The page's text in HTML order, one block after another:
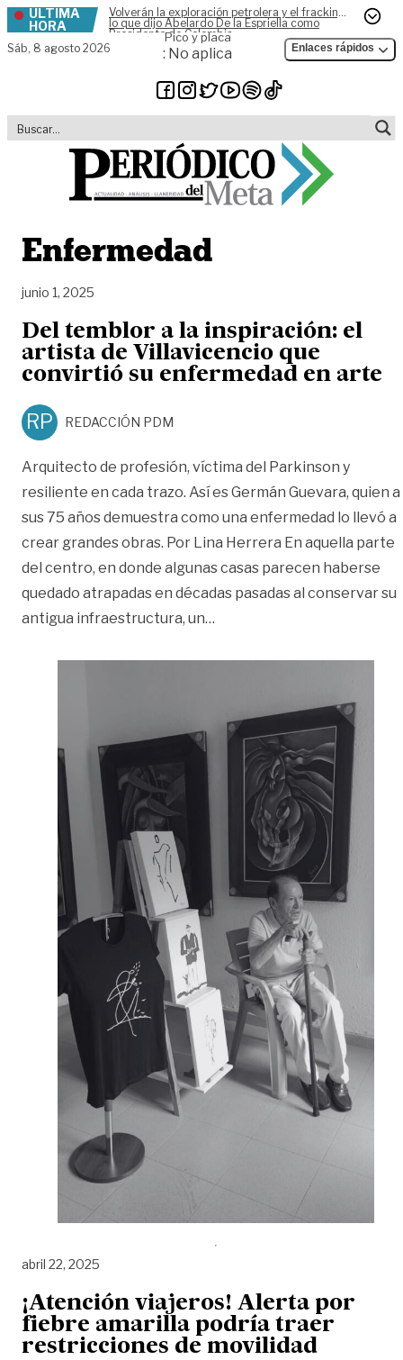
Skip to content
ÚLTIMA
HORA
Volverán la exploración petrolera y el fracking,
lo que dijo Abelardo De la Espriella como
Presidente de Colombia
Sáb, 8 agosto 2026
Pico y placa
: No aplica Enlaces rápidos
Enfermedad
junio 1, 2025
Del temblor a la inspiración: el
artista de Villavicencio que
convirtió su enfermedad en arte
RP REDACCIÓN PDM
Arquitecto de profesión, víctima del Parkinson y
resiliente en cada trazo. Así es Germán Guevara, quien a
sus 75 años demuestra como una enfermedad lo llevó a
crear grandes obras. Por Lina Herrera En aquella parte
del centro, en donde algunas casas parecen haberse
quedado atrapadas en décadas pasadas al conservar su
antigua infraestructura, un…
abril 22, 2025
¡Atención viajeros! Alerta por
fiebre amarilla podría traer
restricciones de movilidad